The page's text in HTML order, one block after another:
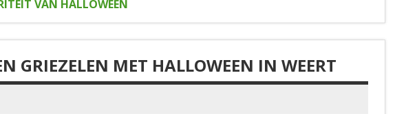
VAN HALLOWEEN
GRIEZELEN MET HALLOWEEN IN WEERT